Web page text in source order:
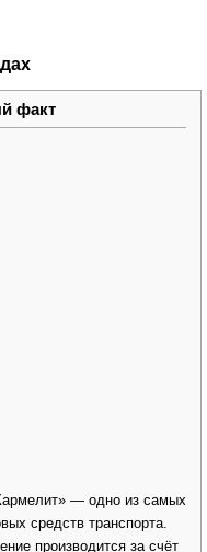
факт
— одно из самых
средств транспорта.
производится за счёт